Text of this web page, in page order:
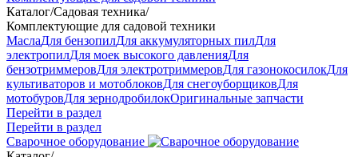
Каталог/Садовая техника/
Комплектующие для садовой техники
МаслаДля бензопилДля аккумуляторных пилДля
электропилДля моек высокого давленияДля
бензотриммеровДля электротриммеровДля газонокосилокДля
культиваторов и мотоблоковДля снегоуборщиковДля
мотобуровДля зернодробилокОригинальные запчасти
Перейти в раздел
Перейти в раздел
Сварочное оборудование